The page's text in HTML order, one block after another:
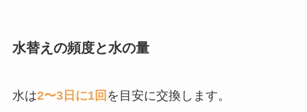
水替えの頻度と水の量
水は2〜3日に1回 を目安に交換します。